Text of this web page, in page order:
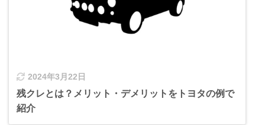
2024年3月22日
残クレとは？メリット・デメリットをトヨタの例で
紹介